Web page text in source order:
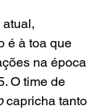
é à toa que
na época
O time de
capricha tanto